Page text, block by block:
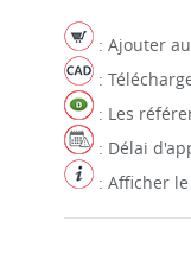
: Ajouter
:
: Les
: Délai
: Afficher le